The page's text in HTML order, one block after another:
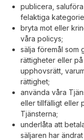
publicera,
felaktiga
bryta mot eller
våra policys;
sälja föremål som
rättigheter eller
upphovsrätt,
rättighet;
använda våra
eller tillfälligt eller
Tjänsterna;
underlåta att
säljaren har